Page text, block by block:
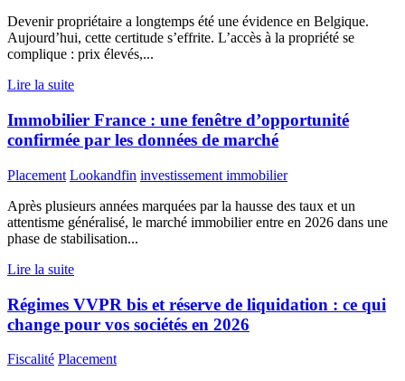
Devenir propriétaire a longtemps été une évidence en Belgique.
Aujourd’hui, cette certitude s’effrite. L’accès à la propriété se
complique : prix élevés,...
Lire la suite
Immobilier France : une fenêtre d’opportunité
confirmée par les données de marché
Placement Lookandfin investissement immobilier
Après plusieurs années marquées par la hausse des taux et un
attentisme généralisé, le marché immobilier entre en 2026 dans une
phase de stabilisation...
Lire la suite
Régimes VVPR bis et réserve de liquidation : ce qui
change pour vos sociétés en 2026
Fiscalité Placement